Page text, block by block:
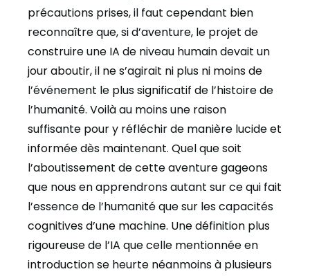
précautions prises, il faut cependant bien
reconnaître que, si d’aventure, le projet de
construire une IA de niveau humain devait un
jour aboutir, il ne s’agirait ni plus ni moins de
l’événement le plus significatif de l’histoire de
l’humanité. Voilà au moins une raison
suffisante pour y réfléchir de manière lucide et
informée dès maintenant. Quel que soit
l’aboutissement de cette aventure gageons
que nous en apprendrons autant sur ce qui fait
l’essence de l’humanité que sur les capacités
cognitives d’une machine. Une définition plus
rigoureuse de l’IA que celle mentionnée en
introduction se heurte néanmoins à plusieurs